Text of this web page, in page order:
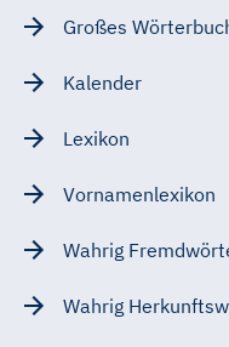
Großes
Kalender
Lexikon
Vornamenlexikon
Wahrig
Wahrig